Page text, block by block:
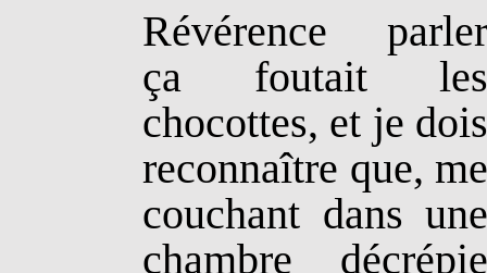
Révérence
ça foutait
chocottes, et je
reconnaître que,
couchant dans
chambre